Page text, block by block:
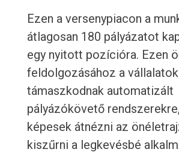
Ezen a versenypiacon a
átlagosan 180 pályázatot
egy nyitott pozícióra. Ezen
feldolgozásához a vállalatok
támaszkodnak automatizált
pályázókövető
képesek átnézni az
kiszűrni a legkevésbé